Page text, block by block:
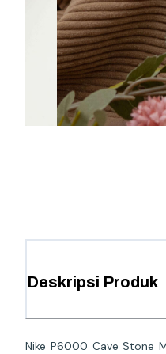
Deskripsi Produk
Nike P6000 Cave Stone